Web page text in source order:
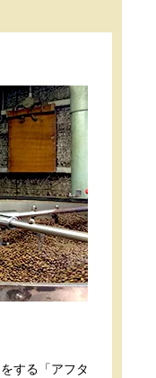
する「アフタ